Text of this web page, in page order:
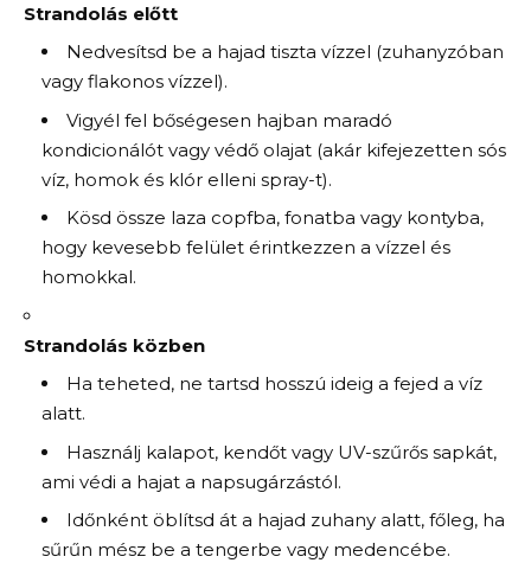
Strandolás előtt
Nedvesítsd be a hajad tiszta vízzel (zuhanyzóban
vagy flakonos vízzel).
Vigyél fel bőségesen hajban maradó
kondicionálót vagy védő olajat (akár kifejezetten sós
víz, homok és klór elleni spray-t).
Kösd össze laza copfba, fonatba vagy kontyba,
hogy kevesebb felület érintkezzen a vízzel és
homokkal.
Strandolás közben
Ha teheted, ne tartsd hosszú ideig a fejed a víz
alatt.
Használj kalapot, kendőt vagy UV-szűrős sapkát,
ami védi a hajat a napsugárzástól.
Időnként öblítsd át a hajad zuhany alatt, főleg, ha
sűrűn mész be a tengerbe vagy medencébe.